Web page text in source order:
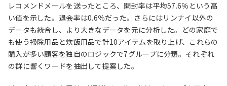
レコメンドメールを送ったところ、開封率は平均57.6％という高
い値を示した。退会率は0.6％だった。さらにはリンナイ以外の
データも統合し、より大きなデータを元に分析した。どの家庭で
も使う掃除用品と炊飯用品で計10アイテムを取り上げ、これらの
購入が多い顧客を独自のロジックで7グループに分類。それぞれ
の群に響くワードを抽出して提案した。